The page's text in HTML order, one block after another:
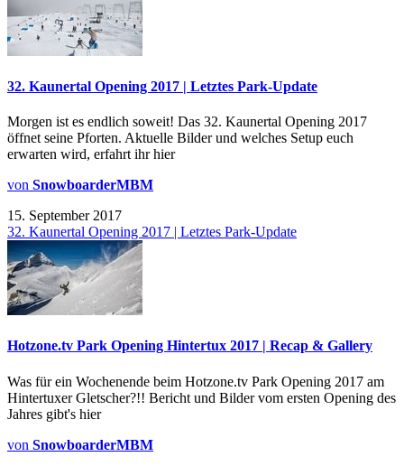
32. Kaunertal Opening 2017 | Letztes Park-Update
Morgen ist es endlich soweit! Das 32. Kaunertal Opening 2017
öffnet seine Pforten. Aktuelle Bilder und welches Setup euch
erwarten wird, erfahrt ihr hier
von SnowboarderMBM
15. September 2017
32. Kaunertal Opening 2017 | Letztes Park-Update
Hotzone.tv Park Opening Hintertux 2017 | Recap & Gallery
Was für ein Wochenende beim Hotzone.tv Park Opening 2017 am
Hintertuxer Gletscher?!! Bericht und Bilder vom ersten Opening des
Jahres gibt's hier
von SnowboarderMBM